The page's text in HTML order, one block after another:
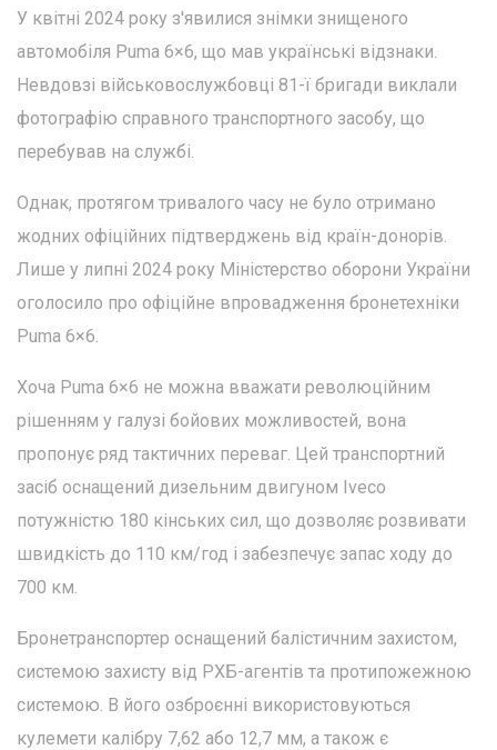
У квітні 2024 року з'явилися знімки знищеного
автомобіля Puma 6×6, що мав українські відзнаки.
Невдовзі військовослужбовці 81-ї бригади виклали
фотографію справного транспортного засобу, що
перебував на службі.
Однак, протягом тривалого часу не було отримано
жодних офіційних підтверджень від країн-донорів.
Лише у липні 2024 року Міністерство оборони України
оголосило про офіційне впровадження бронетехніки
Puma 6×6.
Хоча Puma 6×6 не можна вважати революційним
рішенням у галузі бойових можливостей, вона
пропонує ряд тактичних переваг. Цей транспортний
засіб оснащений дизельним двигуном Iveco
потужністю 180 кінських сил, що дозволяє розвивати
швидкість до 110 км/год і забезпечує запас ходу до
700 км.
Бронетранспортер оснащений балістичним захистом,
системою захисту від РХБ-агентів та протипожежною
системою. В його озброєнні використовуються
кулемети калібру 7,62 або 12,7 мм, а також є